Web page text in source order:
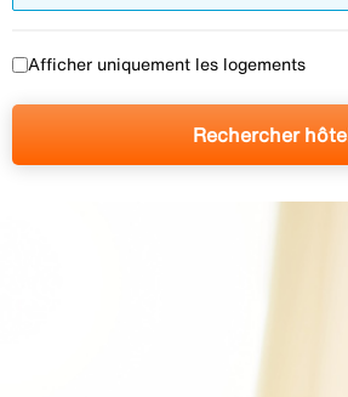
Afficher uniquement les logements
Rechercher hôtel